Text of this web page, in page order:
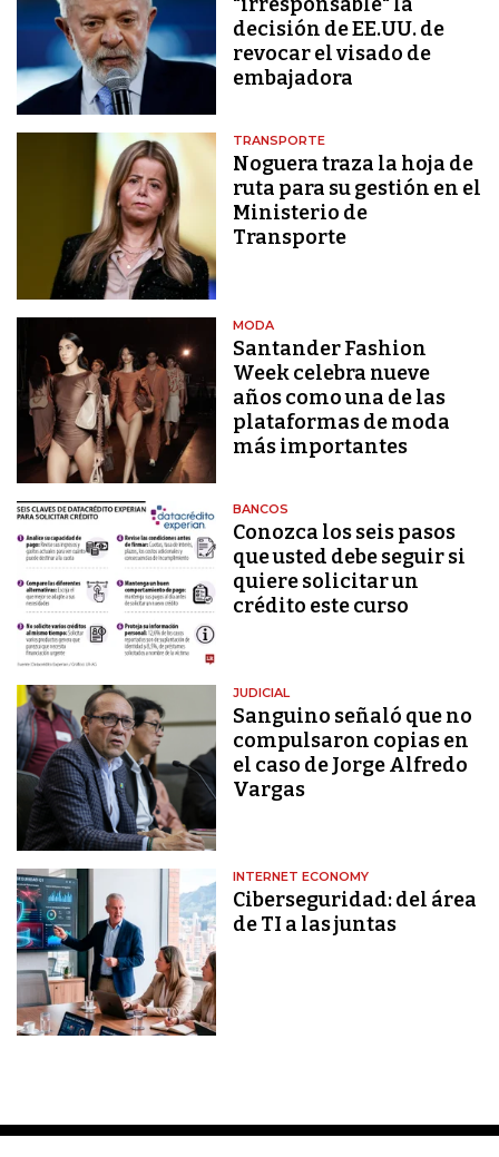
decisión de EE.UU. de
revocar el visado de
embajadora
TRANSPORTE
Noguera traza la hoja de
ruta para su gestión en el
Ministerio de
Transporte
MODA
Santander Fashion
Week celebra nueve
años como una de las
plataformas de moda
más importantes
BANCOS
Conozca los seis pasos
que usted debe seguir si
quiere solicitar un
crédito este curso
JUDICIAL
Sanguino señaló que no
compulsaron copias en
el caso de Jorge Alfredo
Vargas
INTERNET ECONOMY
Ciberseguridad: del área
de TI a las juntas